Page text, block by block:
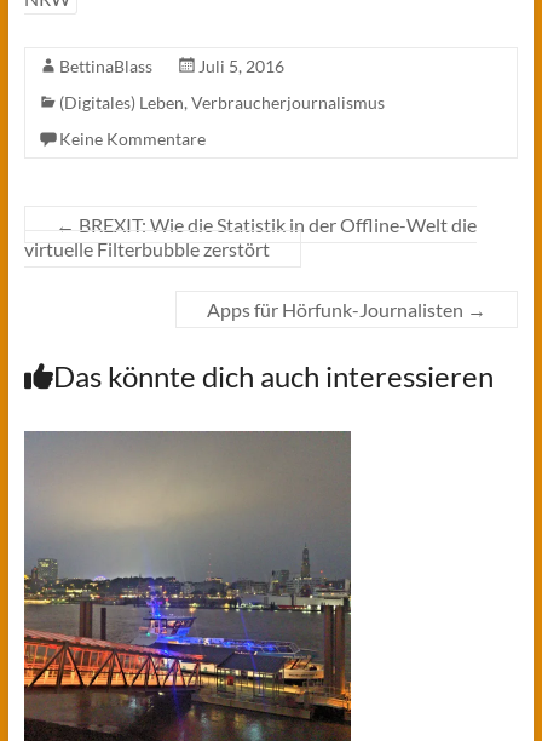
BettinaBlass
Juli 5, 2016
(Digitales) Leben, Verbraucherjournalismus
Keine Kommentare
← BREXIT: Wie die Statistik in der Offline-Welt die
virtuelle Filterbubble zerstört
Apps für Hörfunk-Journalisten →
Das könnte dich auch interessieren